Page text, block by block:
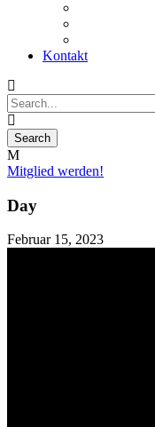
Kontakt
Mitglied werden!
Day
Februar 15, 2023